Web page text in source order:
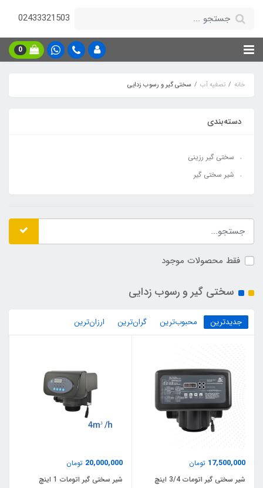
02433321503
0
خانه تصفیه آب سختی گیر و رسوب زدایی
دسته‌بندی
سختی گیر رزینی
شیر سختی گیر
فقط محصولات موجود
سختی گیر و رسوب زدایی
جدیدترین محبوب‌ترین گران‌ترین ارزان‌ترین
17,500,000 تومان
شیر سختی گیر اتومات 3/4 اینچ
20,000,000 تومان
شیر سختی گیر اتومات 1 اینچ